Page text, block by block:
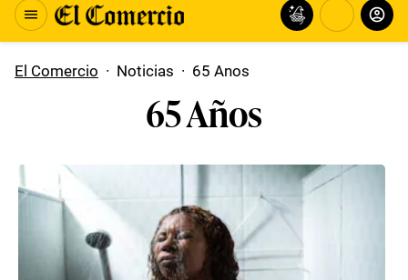
El Comercio · Noticias · 65 Anos
65 Años